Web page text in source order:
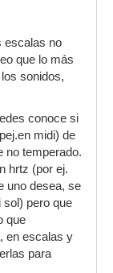
escalas no
que lo más
sonidos,
conoce si
midi) de
no temperado.
hrtz (por ej.
uno desea, se
sol) pero que
que
en escalas y
para